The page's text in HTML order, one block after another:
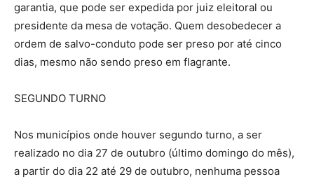
garantia, que pode ser expedida por juiz eleitoral ou
presidente da mesa de votação. Quem desobedecer a
ordem de salvo-conduto pode ser preso por até cinco
dias, mesmo não sendo preso em flagrante.
SEGUNDO TURNO
Nos municípios onde houver segundo turno, a ser
realizado no dia 27 de outubro (último domingo do mês),
a partir do dia 22 até 29 de outubro, nenhuma pessoa